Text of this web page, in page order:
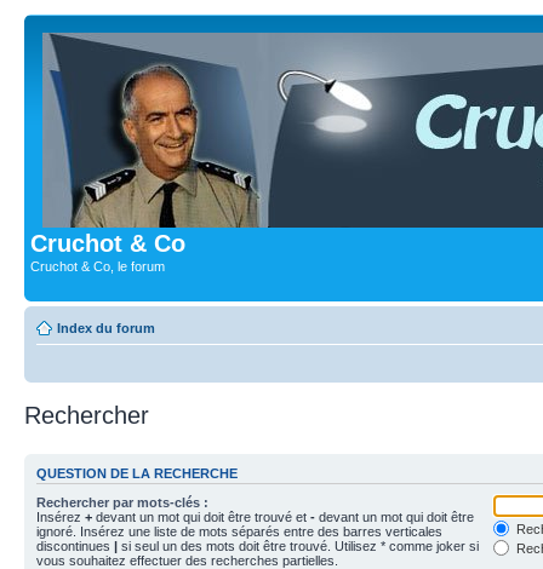
Cruchot & Co
Cruchot & Co, le forum
Index du forum
Rechercher
QUESTION DE LA RECHERCHE
Rechercher par mots-clés :
Insérez + devant un mot qui doit être trouvé et - devant un mot qui doit être
ignoré. Insérez une liste de mots séparés entre des barres verticales
discontinues | si seul un des mots doit être trouvé. Utilisez * comme joker si
vous souhaitez effectuer des recherches partielles.